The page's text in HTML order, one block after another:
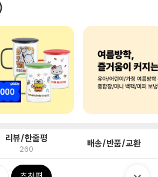
리뷰/한줄평
260 배송/반품/교환